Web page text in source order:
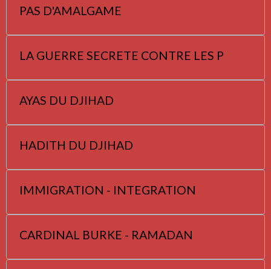
PAS D'AMALGAME
LA GUERRE SECRETE CONTRE LES P
AYAS DU DJIHAD
HADITH DU DJIHAD
IMMIGRATION - INTEGRATION
CARDINAL BURKE - RAMADAN